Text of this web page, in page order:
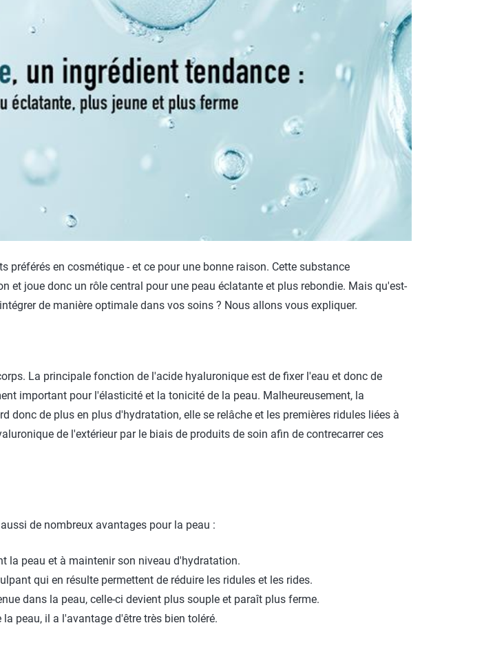
PROTECT & CARE
SOMESHINE
Parfum
ESSENTIALS
préférés en cosmétique - et ce pour une bonne raison. Cette substance
et joue donc un rôle central pour une peau éclatante et plus rebondie. Mais qu'est-
de manière optimale dans vos soins ? Nous allons vous expliquer.
La principale fonction de l'acide hyaluronique est de fixer l'eau et donc de
important pour l'élasticité et la tonicité de la peau. Malheureusement, la
de plus en plus d'hydratation, elle se relâche et les premières ridules liées à
de l'extérieur par le biais de produits de soin afin de contrecarrer ces
de nombreux avantages pour la peau :
la peau et à maintenir son niveau d'hydratation.
qui en résulte permettent de réduire les ridules et les rides.
dans la peau, celle-ci devient plus souple et paraît plus ferme.
peau, il a l'avantage d'être très bien toléré.